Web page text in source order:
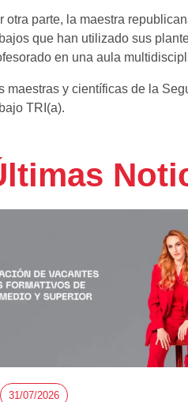
otra parte, la maestra
que han utilizado sus
en una aula
maestras y científicas de la
TRI(a).
31/07/2026